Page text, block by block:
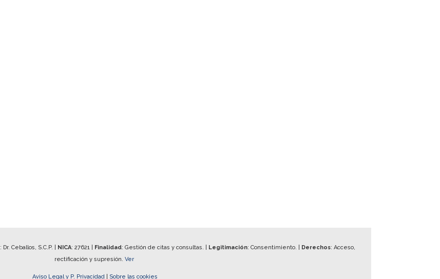
: Dr. Ceballos, S.C.P. | NICA: 27621| Finalidad: Gestión de citas y consultas. | Legitimación: Consentimiento. | Derechos: Acceso,
rectificación y supresión. Ver
Aviso Legal y P. Privacidad Sobre las cookies